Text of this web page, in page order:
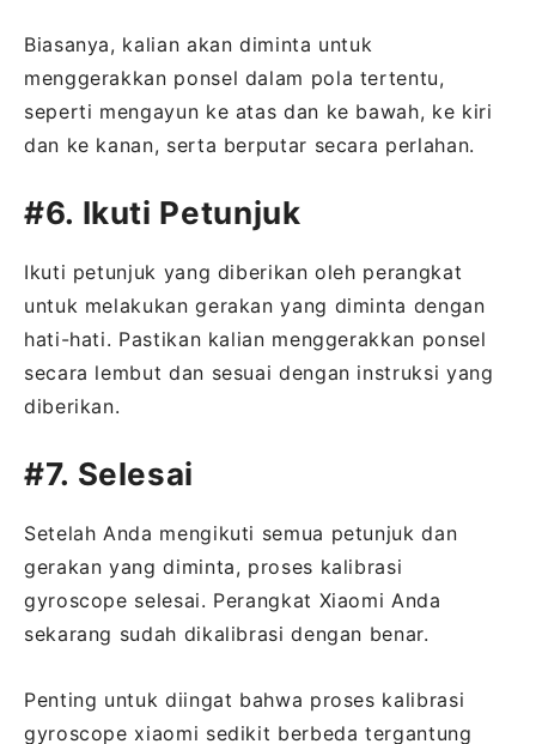
Biasanya, kalian akan diminta untuk
menggerakkan ponsel dalam pola tertentu,
seperti mengayun ke atas dan ke bawah, ke kiri
dan ke kanan, serta berputar secara perlahan.
#6. Ikuti Petunjuk
Ikuti petunjuk yang diberikan oleh perangkat
untuk melakukan gerakan yang diminta dengan
hati-hati. Pastikan kalian menggerakkan ponsel
secara lembut dan sesuai dengan instruksi yang
diberikan.
#7. Selesai
Setelah Anda mengikuti semua petunjuk dan
gerakan yang diminta, proses kalibrasi
gyroscope selesai. Perangkat Xiaomi Anda
sekarang sudah dikalibrasi dengan benar.
Penting untuk diingat bahwa proses kalibrasi
gyroscope xiaomi sedikit berbeda tergantung